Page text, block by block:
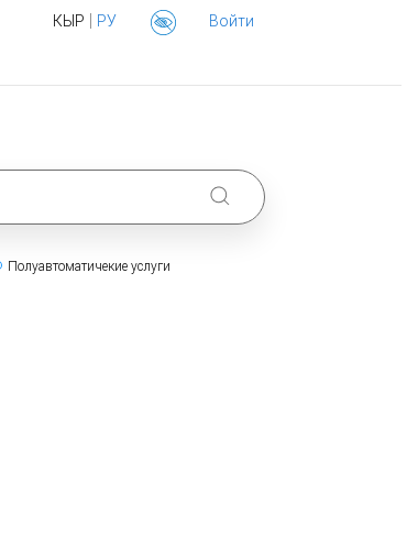
КЫР | РУ Войти
Полуавтоматичекие услуги